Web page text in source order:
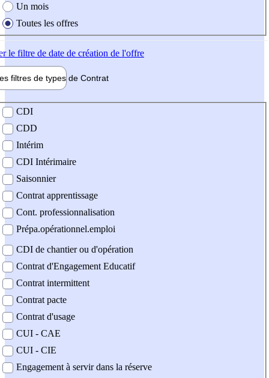
Un mois
Toutes les offres
le filtre de date de création de l'offre
filtres de types de Contrat
contrat
CDI
CDD
Intérim
CDI Intérimaire
Saisonnier
Contrat apprentissage
Cont. professionnalisation
Prépa.opérationnel.emploi
CDI de chantier ou d'opération
Contrat d'Engagement Educatif
Contrat intermittent
Contrat pacte
Contrat d'usage
CUI - CAE
CUI - CIE
Engagement à servir dans la réserve